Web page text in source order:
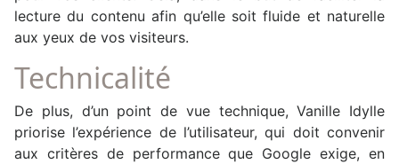
lecture du contenu afin qu’elle soit fluide et naturelle
aux yeux de vos visiteurs.
Technicalité
De plus, d’un point de vue technique, Vanille Idylle
priorise l’expérience de l’utilisateur, qui doit convenir
aux critères de performance que Google exige, en